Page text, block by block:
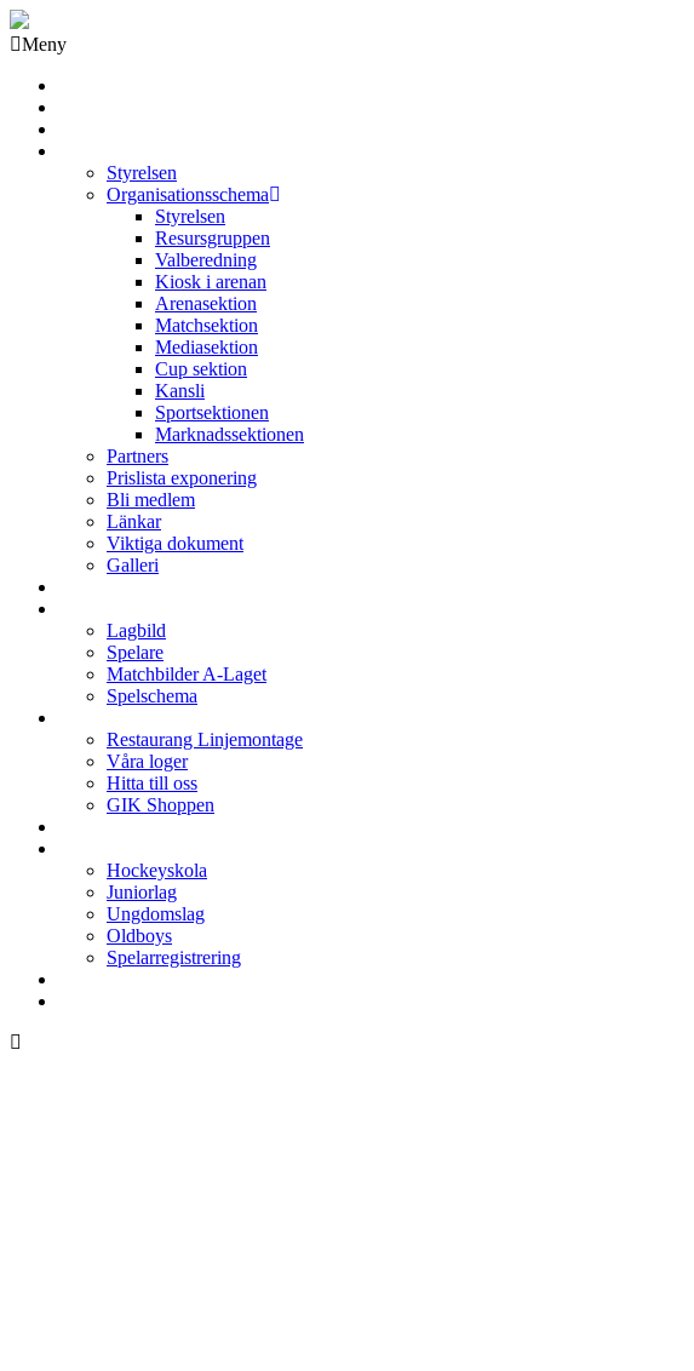
Meny
Styrelsen
Organisationsschema
Styrelsen
Resursgruppen
Valberedning
Kiosk i arenan
Arenasektion
Matchsektion
Mediasektion
Cup sektion
Kansli
Sportsektionen
Marknadssektionen
Partners
Prislista exponering
Bli medlem
Länkar
Viktiga dokument
Galleri
Lagbild
Spelare
Matchbilder A-Laget
Spelschema
Restaurang Linjemontage
Våra loger
Hitta till oss
GIK Shoppen
Hockeyskola
Juniorlag
Ungdomslag
Oldboys
Spelarregistrering